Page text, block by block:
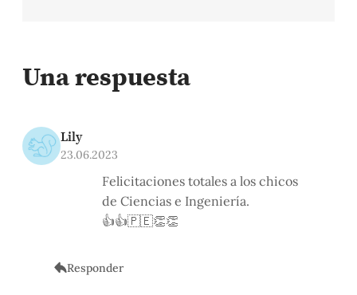
Una respuesta
Lily
23.06.2023
Felicitaciones totales a los chicos
de Ciencias e Ingeniería.
👍👍🇵🇪👏👏
Responder